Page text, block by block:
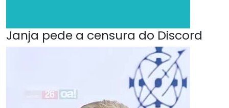
Janja pede a censura do Discord